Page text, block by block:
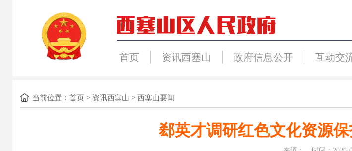
首页 资讯西塞山 政府信息公开 互动交
当前位置： 首页> 资讯西塞山 > 西塞山要闻
郄英才调研红色文化资源